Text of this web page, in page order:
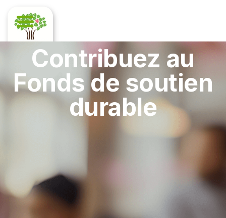
Contribuez au
Fonds de soutien
durable